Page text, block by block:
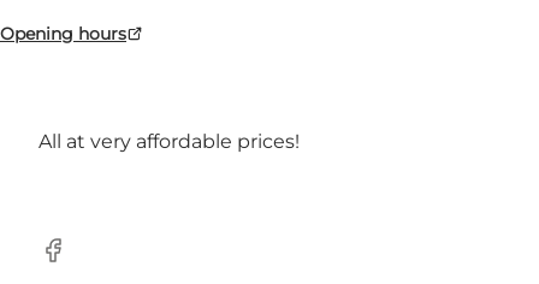
Opening hours
related products such as soil, pots, home
All at very affordable prices!
facebook